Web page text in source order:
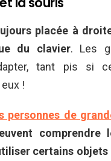
placée à
du clavier. Les
tant pis si
!
personnes de
comprendre
certains